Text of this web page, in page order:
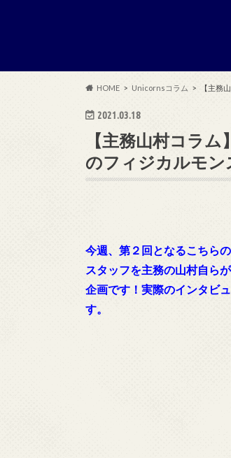
HOME Unicornsコラム 【主務
2021.03.18
【主務山村コラ
のフィジカルモン
今週、第２回となるこちら
スタッフを主務の山村自ら
企画です！実際のインタビ
す。